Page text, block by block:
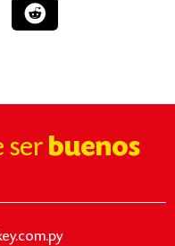
ser buenos